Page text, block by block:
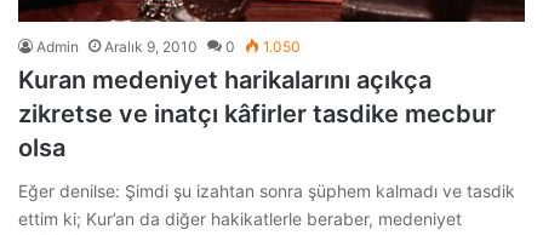
Admin Aralık 9, 2010 0 1.050
Kuran medeniyet harikalarını açıkça
zikretse ve inatçı kâfirler tasdike mecbur
olsa
Eğer denilse: Şimdi şu izahtan sonra şüphem kalmadı ve tasdik
ettim ki; Kur’an da diğer hakikatlerle beraber, medeniyet